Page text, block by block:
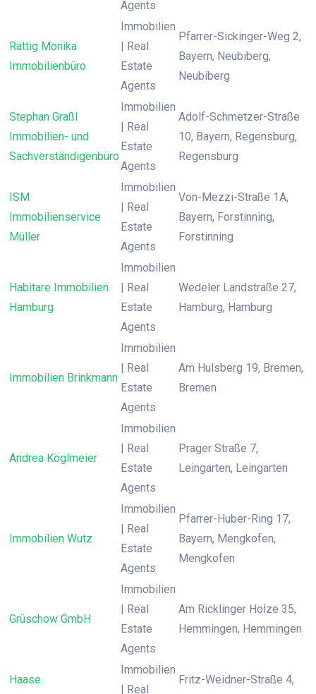
Agents
Rättig Monika
Immobilienbüro
Immobilien
| Real
Estate
Agents
Pfarrer-Sickinger-Weg 2,
Bayern, Neubiberg,
Neubiberg
Stephan Graßl
Immobilien- und
Sachverständigenbüro
Immobilien
| Real
Estate
Agents
Adolf-Schmetzer-Straße
10, Bayern, Regensburg,
Regensburg
ISM
Immobilienservice
Müller
Immobilien
| Real
Estate
Agents
Von-Mezzi-Straße 1A,
Bayern, Forstinning,
Forstinning
Habitare Immobilien
Hamburg
Immobilien
| Real
Estate
Agents
Wedeler Landstraße 27,
Hamburg, Hamburg
Immobilien Brinkmann
Immobilien
| Real
Estate
Agents
Am Hulsberg 19, Bremen,
Bremen
Andrea Köglmeier
Immobilien
| Real
Estate
Agents
Prager Straße 7,
Leingarten, Leingarten
Immobilien Wutz
Immobilien
| Real
Estate
Agents
Pfarrer-Huber-Ring 17,
Bayern, Mengkofen,
Mengkofen
Grüschow GmbH
Immobilien
| Real
Estate
Agents
Am Ricklinger Holze 35,
Hemmingen, Hemmingen
Haase
Immobilien
| Real
Fritz-Weidner-Straße 4,